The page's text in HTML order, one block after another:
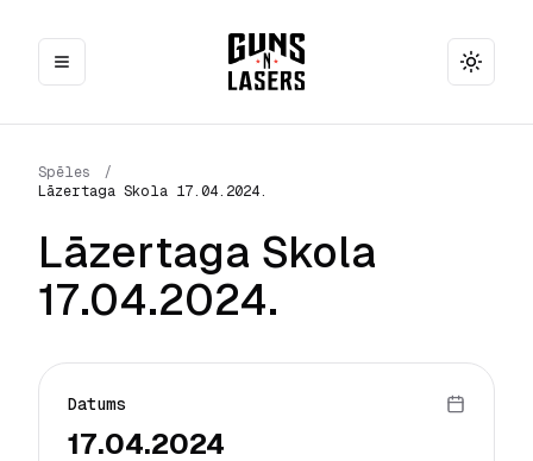
Toggle
Spēles
/
Lāzertaga Skola 17.04.2024.
Lāzertaga Skola
17.04.2024.
Datums
17.04.2024